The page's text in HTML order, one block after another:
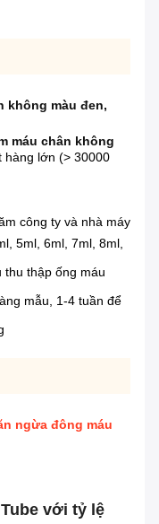
không màu đen,
máu chân không
hàng lớn (> 30000
công ty và nhà máy
5ml, 6ml, 7ml, 8ml,
thu thập ống máu
mẫu, 1-4 tuần để
ngừa đông máu
với tỷ lệ